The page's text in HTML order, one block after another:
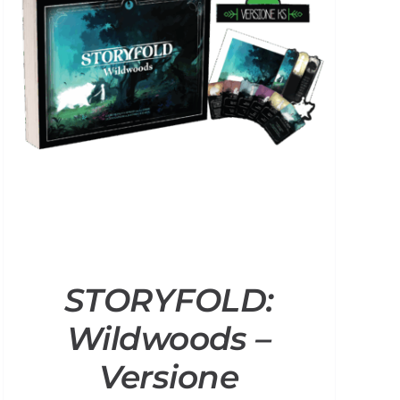
STORYFOLD:
Wildwoods –
Versione